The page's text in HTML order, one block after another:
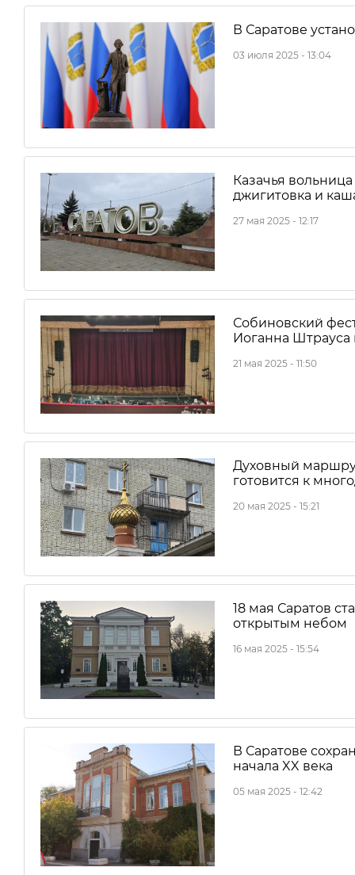
В Саратове
03 июля 2025 - 13:04
Казачья
джигитовка и
27 мая 2025 - 12:17
Собиновский
Иоганна
21 мая 2025 - 11:50
Духовный
готовится к
20 мая 2025 - 15:21
18 мая Саратов
открытым небом
16 мая 2025 - 15:54
В Саратове
начала XX века
05 мая 2025 - 12:42